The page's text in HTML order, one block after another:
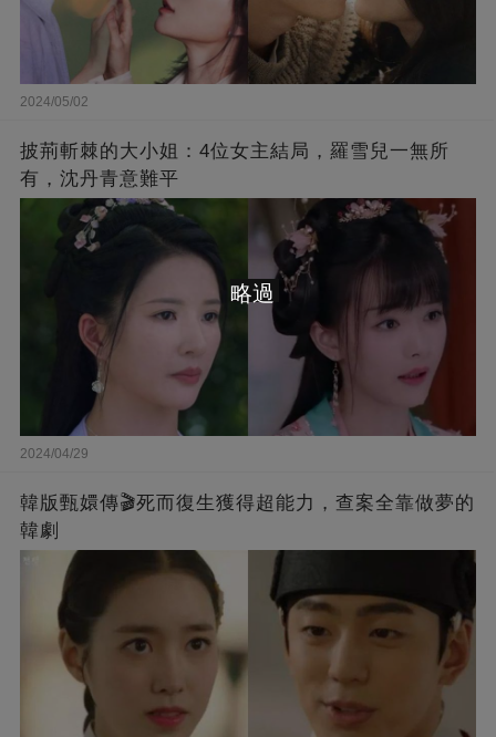
2024/05/02
披荊斬棘的大小姐：4位女主結局，羅雪兒一無所
有，沈丹青意難平
2024/04/29
韓版甄嬛傳🎬死而復生獲得超能力，查案全靠做夢的
韓劇
略過